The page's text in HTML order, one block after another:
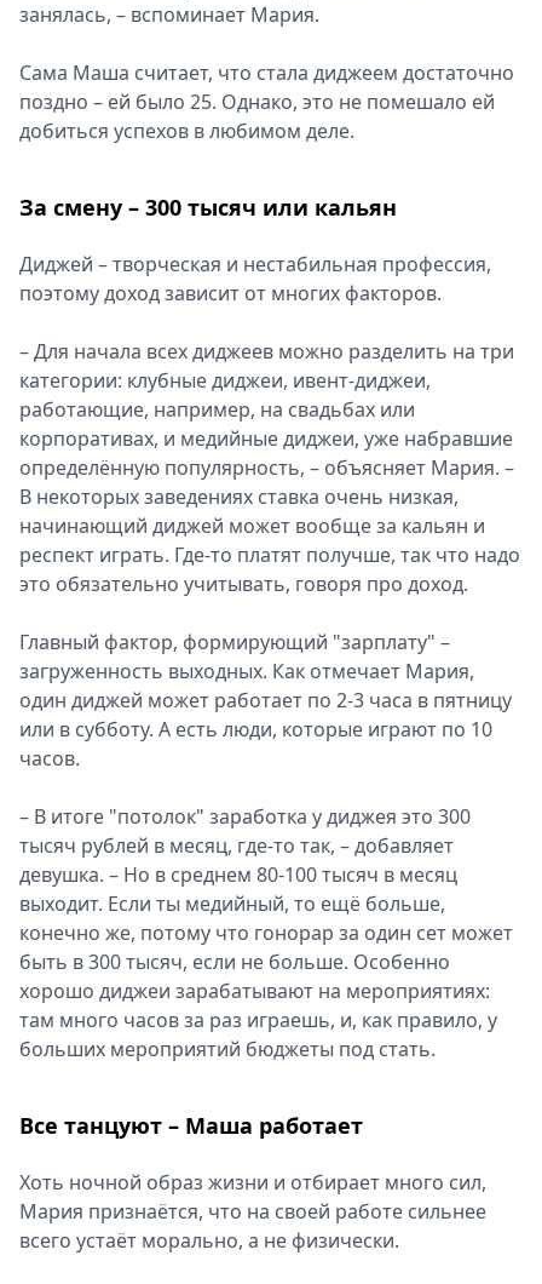
занялась, – вспоминает Мария.
Сама Маша считает, что стала диджеем достаточно
поздно – ей было 25. Однако, это не помешало ей
добиться успехов в любимом деле.
За смену – 300 тысяч или кальян
Диджей – творческая и нестабильная профессия,
поэтому доход зависит от многих факторов.
– Для начала всех диджеев можно разделить на три
категории: клубные диджеи, ивент-диджеи,
работающие, например, на свадьбах или
корпоративах, и медийные диджеи, уже набравшие
определённую популярность, – объясняет Мария. –
В некоторых заведениях ставка очень низкая,
начинающий диджей может вообще за кальян и
респект играть. Где-то платят получше, так что надо
это обязательно учитывать, говоря про доход.
Главный фактор, формирующий "зарплату" –
загруженность выходных. Как отмечает Мария,
один диджей может работает по 2-3 часа в пятницу
или в субботу. А есть люди, которые играют по 10
часов.
– В итоге "потолок" заработка у диджея это 300
тысяч рублей в месяц, где-то так, – добавляет
девушка. – Но в среднем 80-100 тысяч в месяц
выходит. Если ты медийный, то ещё больше,
конечно же, потому что гонорар за один сет может
быть в 300 тысяч, если не больше. Особенно
хорошо диджеи зарабатывают на мероприятиях:
там много часов за раз играешь, и, как правило, у
больших мероприятий бюджеты под стать.
Все танцуют – Маша работает
Хоть ночной образ жизни и отбирает много сил,
Мария признаётся, что на своей работе сильнее
всего устаёт морально, а не физически.